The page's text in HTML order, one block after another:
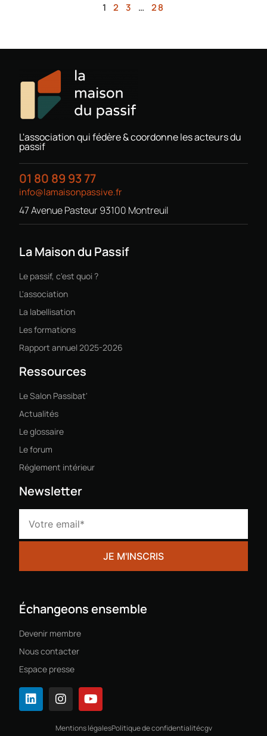
1 2 3 … 28
L'association qui fédère & coordonne les acteurs du
passif
01 80 89 93 77
info@lamaisonpassive.fr
47 Avenue Pasteur 93100 Montreuil
La Maison du Passif
Le passif, c'est quoi ?
L'association
La labellisation
Les formations
Rapport annuel 2025-2026
Ressources
Le Salon Passibat'
Actualités
Le glossaire
Le forum
Réglement intérieur
Newsletter
Échangeons ensemble
Devenir membre
Nous contacter
Espace presse
Mentions légalesPolitique de confidentialitécgv